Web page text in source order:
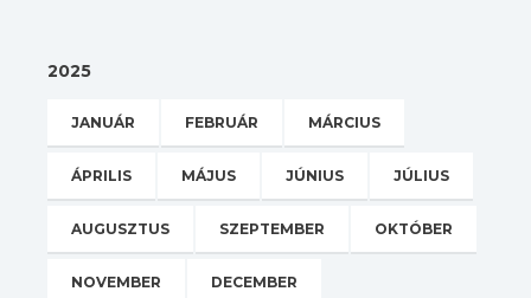
2025
JANUÁR FEBRUÁR MÁRCIUS
ÁPRILIS MÁJUS JÚNIUS JÚLIUS
AUGUSZTUS SZEPTEMBER OKTÓBER
NOVEMBER DECEMBER